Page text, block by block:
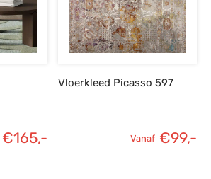
€165,-
Vloerkleed Picasso 597
Vanaf €99,-